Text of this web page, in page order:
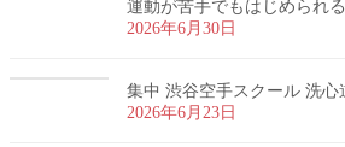
運動が苦手でもはじめられ
2026年6月30日
集中 渋谷空手スクール 洗
2026年6月23日